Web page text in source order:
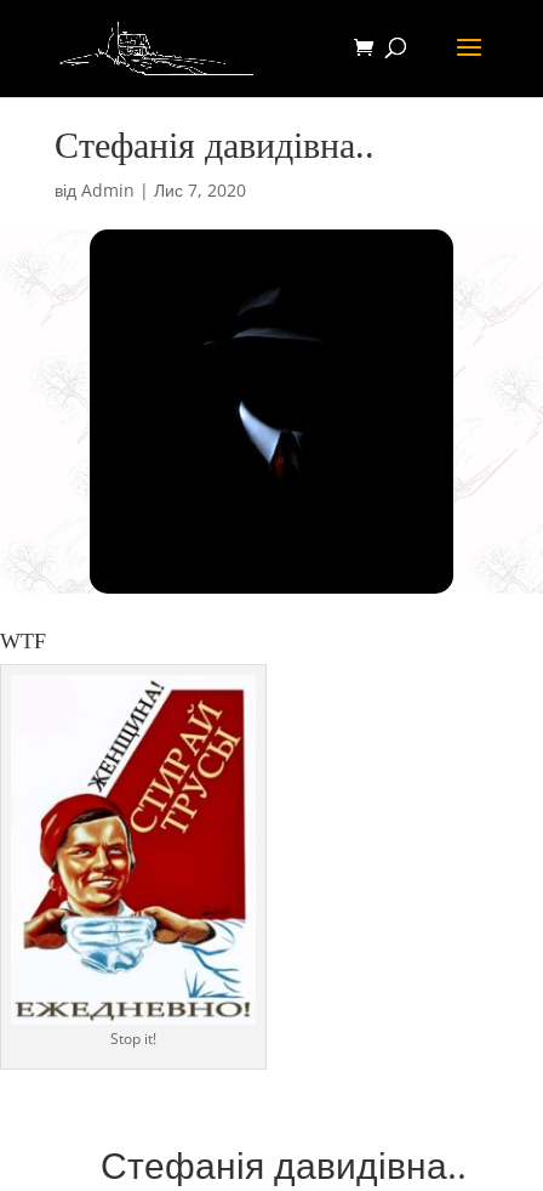
Стефанія давидівна..
від Admin | Лис 7, 2020
WTF
Stop it!
Стефанія давидівна..